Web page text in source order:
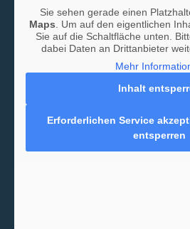
Sie sehen gerade einen
Maps . Um auf den eigentlichen
Sie auf die Schaltfläche unten.
dabei Daten an Drittanbieter
Mehr
Inhalt
Erforderlichen Service
entsperren